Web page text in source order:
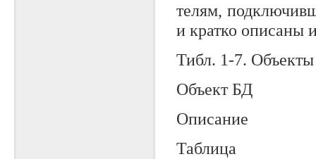
телям,
и кратко описаны
Тибл. 1-7.
Объект БД
Описание
Таблица